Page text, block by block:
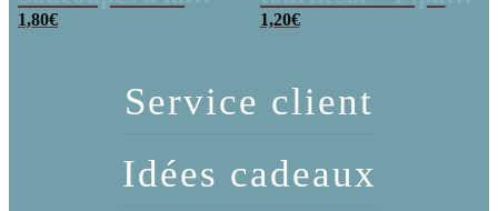
poudre (x20)
1,80€
x 3
1,20€
Service client
Idées cadeaux